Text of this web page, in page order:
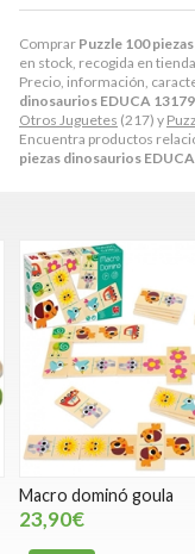
Comprar Puzzle 100
en stock, recogida en tienda.
Precio, información,
dinosaurios EDUCA 13179
Otros Juguetes (217) y
Encuentra productos
piezas dinosaurios
Muñeca Steffi
19,50€